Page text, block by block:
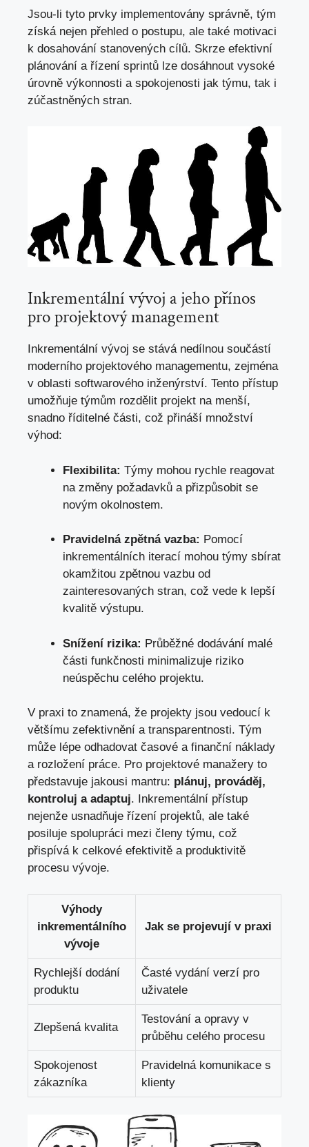
Jsou-li tyto prvky implementovány správně, tým
získá nejen přehled o postupu, ale také motivaci
k dosahování stanovených cílů. Skrze efektivní
plánování a řízení sprintů lze dosáhnout vysoké
úrovně výkonnosti a spokojenosti jak týmu, tak i
zúčastněných stran.
Inkrementální vývoj a jeho přínos
pro projektový management
Inkrementální vývoj se stává nedílnou součástí
moderního projektového managementu, zejména
v oblasti softwarového inženýrství. Tento přístup
umožňuje týmům rozdělit projekt na menší,
snadno říditelné části, což přináší množství
výhod:
Flexibilita: Týmy mohou rychle reagovat
na změny požadavků a přizpůsobit se
novým okolnostem.
Pravidelná zpětná vazba: Pomocí
inkrementálních iterací mohou týmy sbírat
okamžitou zpětnou vazbu od
zainteresovaných stran, což vede k lepší
kvalitě výstupu.
Snížení rizika: Průběžné dodávání malé
části funkčnosti minimalizuje riziko
neúspěchu celého projektu.
V praxi to znamená, že projekty jsou vedoucí k
většímu zefektivnění a transparentnosti. Tým
může lépe odhadovat časové a finanční náklady
a rozložení práce. Pro projektové manažery to
představuje jakousi mantru: plánuj, prováděj,
kontroluj a adaptuj. Inkrementální přístup
nejenže usnadňuje řízení projektů, ale také
posiluje spolupráci mezi členy týmu, což
přispívá k celkové efektivitě a produktivitě
procesu vývoje.
Výhody
inkrementálního
vývoje
Jak se projevují v praxi
Rychlejší dodání
produktu
Časté vydání verzí pro
uživatele
Zlepšená kvalita
Testování a opravy v
průběhu celého procesu
Spokojenost
zákazníka
Pravidelná komunikace s
klienty